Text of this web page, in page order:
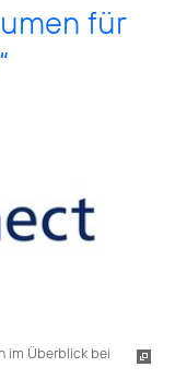
für
im Überblick bei